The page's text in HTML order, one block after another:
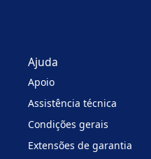
Ajuda
Apoio
Assistência técnica
Condições gerais
Extensões de garantia